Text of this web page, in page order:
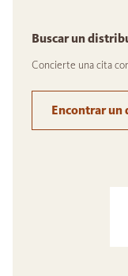
Buscar un
Concierte una cita
Encontrar